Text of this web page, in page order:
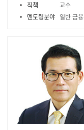
직책
교수
멘토링분야 일반 금융